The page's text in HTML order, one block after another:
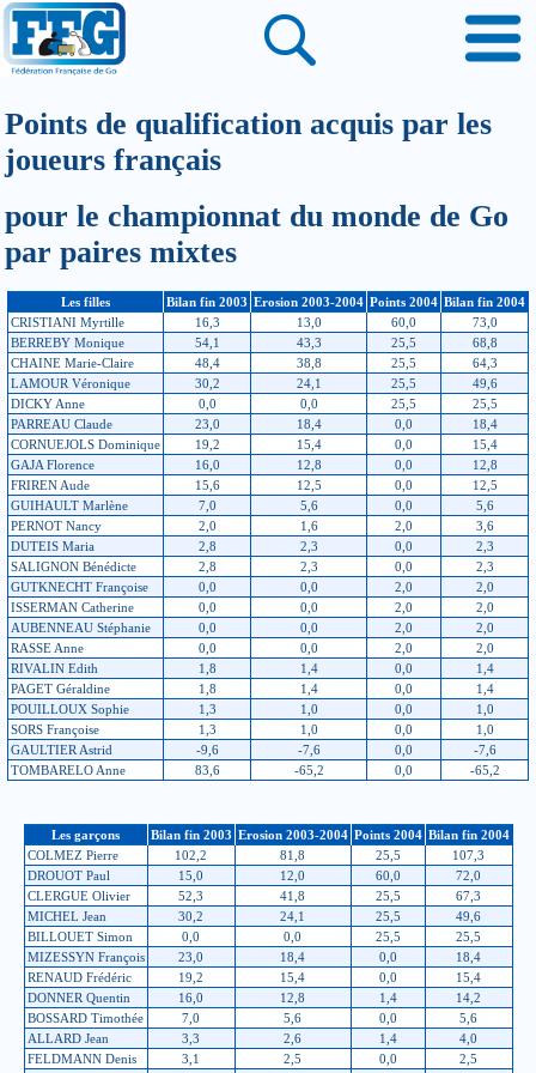
Points de qualification acquis par les
joueurs français
pour le championnat du monde de Go
par paires mixtes
Les filles Bilan fin 2003 Erosion 2003-2004 Points 2004 Bilan fin 2004
CRISTIANI Myrtille
16,3 13,0 60,0
73,0
BERREBY Monique
54,1 43,3 25,5
68,8
CHAINE Marie-Claire
48,4 38,8 25,5
64,3
LAMOUR Véronique
30,2 24,1 25,5
49,6
DICKY Anne
0,0 0,0 25,5
25,5
PARREAU Claude
23,0 18,4 0,0
18,4
CORNUEJOLS Dominique
19,2 15,4 0,0
15,4
GAJA Florence
16,0 12,8 0,0
12,8
FRIREN Aude
15,6 12,5 0,0
12,5
GUIHAULT Marlène
7,0 5,6 0,0
5,6
PERNOT Nancy
2,0 1,6 2,0
3,6
DUTEIS Maria
2,8 2,3 0,0
2,3
SALIGNON Bénédicte
2,8 2,3 0,0
2,3
GUTKNECHT Françoise
0,0 0,0 2,0
2,0
ISSERMAN Catherine
0,0 0,0 2,0
2,0
AUBENNEAU Stéphanie
0,0 0,0 2,0
2,0
RASSE Anne
0,0 0,0 2,0
2,0
RIVALIN Edith
1,8 1,4 0,0
1,4
PAGET Géraldine
1,8 1,4 0,0
1,4
POUILLOUX Sophie
1,3 1,0 0,0
1,0
SORS Françoise
1,3 1,0 0,0
1,0
GAULTIER Astrid
-9,6 -7,6 0,0
-7,6
TOMBARELO Anne
83,6 -65,2 0,0 -65,2
Les garçons Bilan fin 2003 Erosion 2003-2004 Points 2004 Bilan fin 2004
COLMEZ Pierre
102,2 81,8 25,5
107,3
DROUOT Paul
15,0 12,0 60,0
72,0
CLERGUE Olivier
52,3 41,8 25,5
67,3
MICHEL Jean
30,2 24,1 25,5
49,6
BILLOUET Simon
0,0 0,0 25,5
25,5
MIZESSYN François
23,0 18,4 0,0
18,4
RENAUD Frédéric
19,2 15,4 0,0
15,4
DONNER Quentin
16,0 12,8 1,4
14,2
BOSSARD Timothée
7,0 5,6 0,0
5,6
ALLARD Jean
3,3 2,6 1,4
4,0
FELDMANN Denis
3,1 2,5 0,0
2,5